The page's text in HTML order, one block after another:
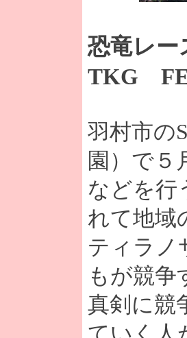
恐竜レー
TKG
羽村市の
園）で５
などを
れて地域
ティラノ
もが競
真剣に競